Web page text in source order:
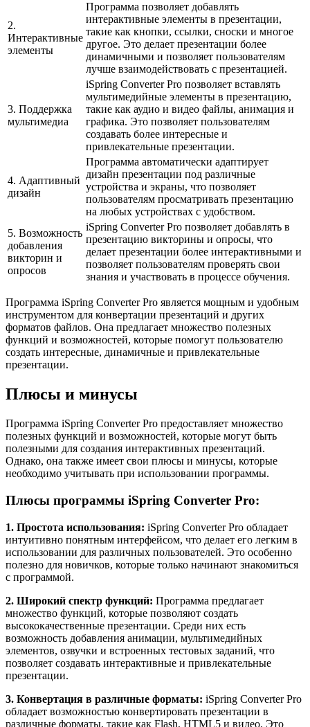
2.
Интерактивные
элементы
Программа позволяет добавлять
интерактивные элементы в презентации,
такие как кнопки, ссылки, сноски и многое
другое. Это делает презентации более
динамичными и позволяет пользователям
лучше взаимодействовать с презентацией.
3. Поддержка
мультимедиа
iSpring Converter Pro позволяет вставлять
мультимедийные элементы в презентацию,
такие как аудио и видео файлы, анимация и
графика. Это позволяет пользователям
создавать более интересные и
привлекательные презентации.
4. Адаптивный
дизайн
Программа автоматически адаптирует
дизайн презентации под различные
устройства и экраны, что позволяет
пользователям просматривать презентацию
на любых устройствах с удобством.
5. Возможность
добавления
викторин и
опросов
iSpring Converter Pro позволяет добавлять в
презентацию викторины и опросы, что
делает презентации более интерактивными и
позволяет пользователям проверять свои
знания и участвовать в процессе обучения.
Программа iSpring Converter Pro является мощным и удобным
инструментом для конвертации презентаций и других
форматов файлов. Она предлагает множество полезных
функций и возможностей, которые помогут пользователю
создать интересные, динамичные и привлекательные
презентации.
Плюсы и минусы
Программа iSpring Converter Pro предоставляет множество
полезных функций и возможностей, которые могут быть
полезными для создания интерактивных презентаций.
Однако, она также имеет свои плюсы и минусы, которые
необходимо учитывать при использовании программы.
Плюсы программы iSpring Converter Pro:
1. Простота использования: iSpring Converter Pro обладает
интуитивно понятным интерфейсом, что делает его легким в
использовании для различных пользователей. Это особенно
полезно для новичков, которые только начинают знакомиться
с программой.
2. Широкий спектр функций: Программа предлагает
множество функций, которые позволяют создать
высококачественные презентации. Среди них есть
возможность добавления анимации, мультимедийных
элементов, озвучки и встроенных тестовых заданий, что
позволяет создавать интерактивные и привлекательные
презентации.
3. Конвертация в различные форматы: iSpring Converter Pro
обладает возможностью конвертировать презентации в
различные форматы, такие как Flash, HTML5 и видео. Это